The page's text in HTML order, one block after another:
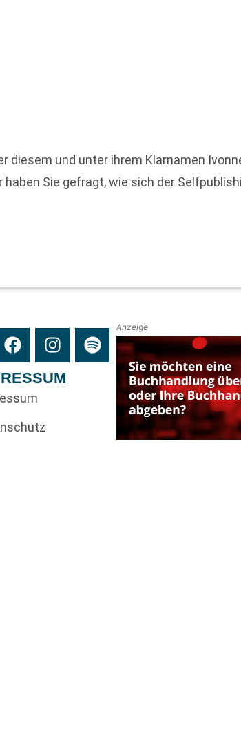
diesem und unter ihrem Klarnamen
haben Sie gefragt, wie sich der
Anzeige